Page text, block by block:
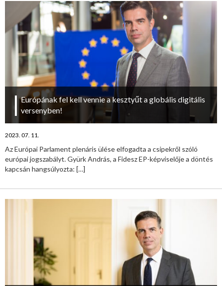
Európának fel kell vennie a kesztyűt a globális digitális
versenyben!
2023. 07. 11.
Az Európai Parlament plenáris ülése elfogadta a csipekről szóló
európai jogszabályt. Gyürk András, a Fidesz EP-képviselője a döntés
kapcsán hangsúlyozta: […]